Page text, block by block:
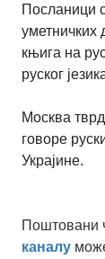
Посланици
књига на
руског
Москва
говоре
Украјине.
Поштовани
каналу